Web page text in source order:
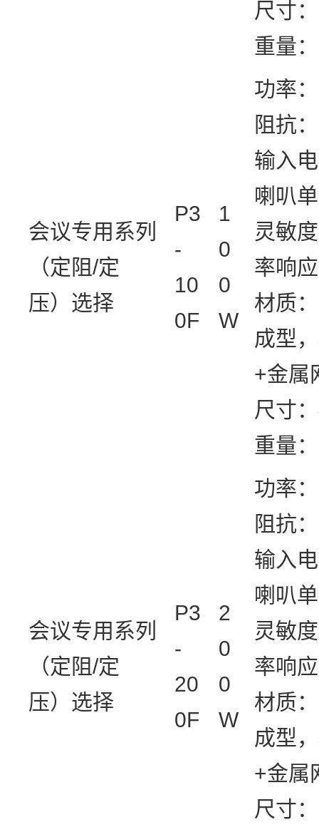
尺寸
重量
会议专用系列
（定阻/定
压）选择
P3
-
10
0F
1
0
0
W
功率
阻抗
输入
喇叭
灵敏
率响
材质
成型
+金属
尺寸
重量
会议专用系列
（定阻/定
压）选择
P3
-
20
0F
2
0
0
W
功率
阻抗
输入
喇叭
灵敏
率响
材质
成型
+金属
尺寸